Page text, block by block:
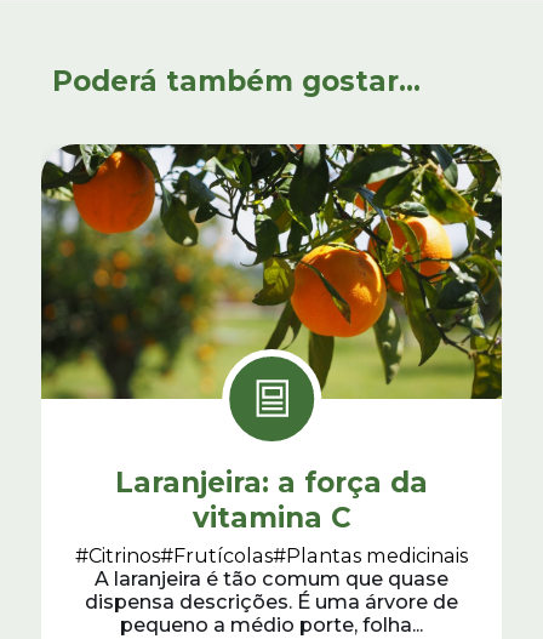
Poderá também gostar...
Laranjeira: a força da
vitamina C
#Citrinos#Frutícolas#Plantas medicinais
A laranjeira é tão comum que quase
dispensa descrições. É uma árvore de
pequeno a médio porte, folha...